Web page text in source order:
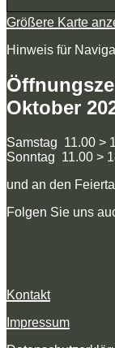
Größere Karte
Hinweis für
Oktober
Samstag 11.00 >
Sonntag 11.00 >
und an den
Folgen Sie uns
Kontakt
Impressum